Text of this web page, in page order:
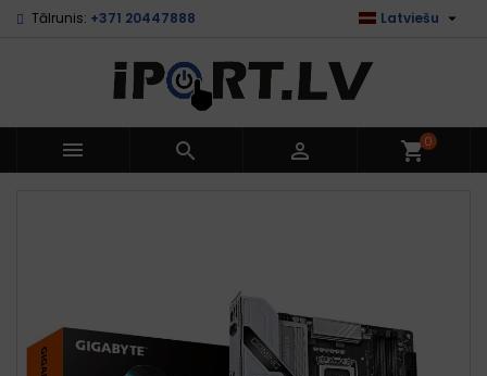
Tālrunis: +371 20447888 Latviešu 
   shopping_cart0